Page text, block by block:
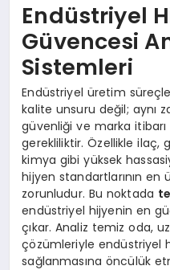
Endüstriyel
Güvencesi
Sistemleri
Endüstriyel üretim
kalite unsuru değil; aynı
güvenliği ve marka itibarı
gerekliliktir. Özellikle ilaç,
kimya gibi yüksek
hijyen standartlarının en
zorunludur. Bu noktada
endüstriyel hijyenin en
çıkar. Analiz temiz oda,
çözümleriyle endüstriyel
sağlanmasına öncülük